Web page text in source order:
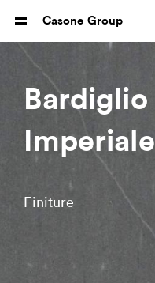
Casone Group
Bardiglio
Imperiale
Finiture